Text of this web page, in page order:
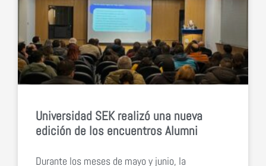
Universidad SEK realizó una nueva
edición de los encuentros Alumni
Durante los meses de mayo y junio, la